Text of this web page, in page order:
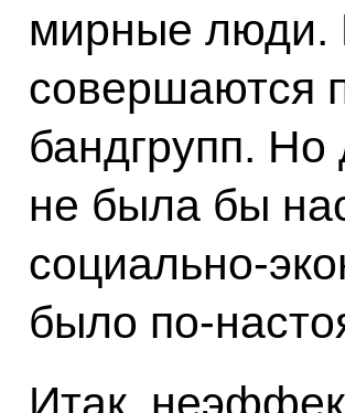
мирные люди.
совершаются
бандгрупп. Но
не была бы
социально-
было